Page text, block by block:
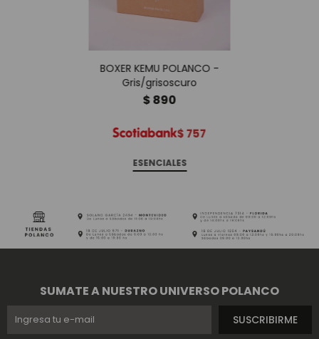
BOXER KEMU POLANCO -
Gris/grisoscuro
$890
$757
ESENCIALES
SUMATE A NUESTRO UNIVERSO POLANCO
SUSCRIBIRME